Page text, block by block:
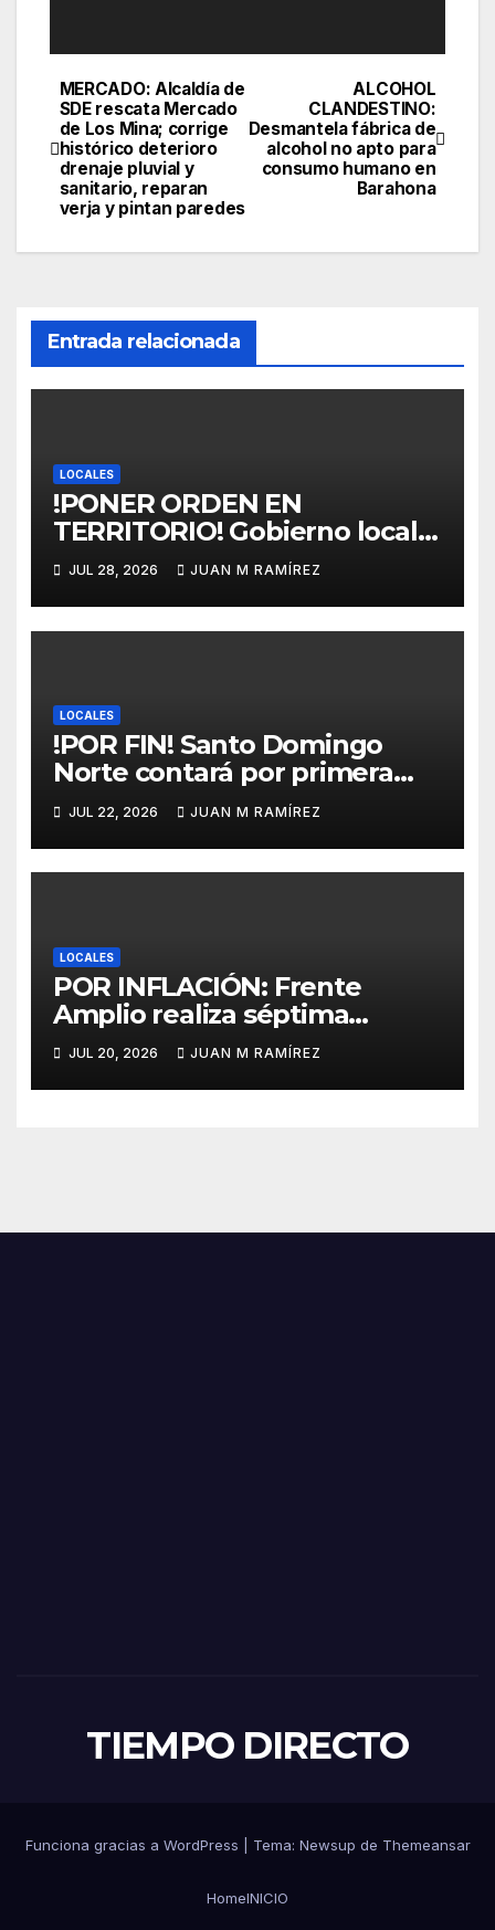
Navegación
de
entradas
ALCOHOL
CLANDESTINO:
Desmantela fábrica de
alcohol no apto para
consumo humano en
Barahona
MERCADO: Alcaldía de
SDE rescata Mercado
de Los Mina; corrige
histórico deterioro
drenaje pluvial y
sanitario, reparan
verja y pintan paredes
Entrada relacionada
LOCALES
!PONER ORDEN EN
TERRITORIO! Gobierno local
garantiza que el Plan de
Ordenamiento Territorial no
perjudicará a ningún sector
de Verón-Punta Cana
JUL 28, 2026 JUAN M RAMÍREZ
LOCALES
!POR FIN! Santo Domingo
Norte contará por primera
vez con un mercado
municipal gracias al Mivhed
JUL 22, 2026 JUAN M RAMÍREZ
LOCALES
POR INFLACIÓN: Frente
Amplio realiza séptima
caminata protesta en SDN
contra el alto costo de la vida
y los abusos policiales
JUL 20, 2026 JUAN M RAMÍREZ
TIEMPO DIRECTO
Funciona gracias a WordPress Tema: Newsup de Themeansar
HomeINICIO